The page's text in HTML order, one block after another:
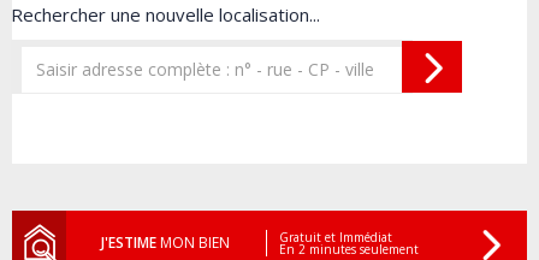
Rechercher une nouvelle localisation...
J'ESTIMEMON BIEN Gratuit et Immédiat
En 2 minutes seulement